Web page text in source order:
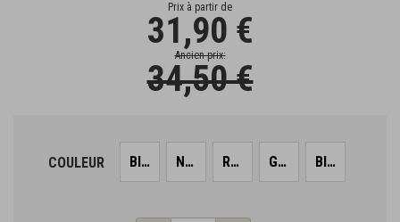
Prix à partir de
31,90 €
Ancien prix
34,50 €
COULEUR Blanc Noir Rose Gris Bleu